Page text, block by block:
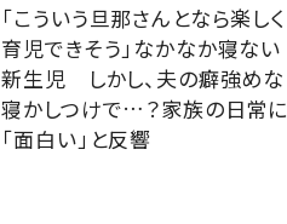
「こういう旦那さんとなら楽しく
育児できそう」なかなか寝ない
新生児 しかし、夫の癖強めな
寝かしつけで…？家族の日常に
「面白い」と反響